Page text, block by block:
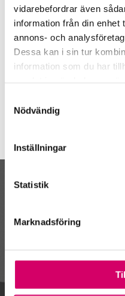
vidarebefordrar även
information från din enhet
annons- och
Dessa kan i sin tur
information som du har
Nödvändig
Inställningar
Statistik
Marknadsföring
Auktoriserad
Certifierad
Annette Emilson
Huddungeby
Kalendarium
Gå till